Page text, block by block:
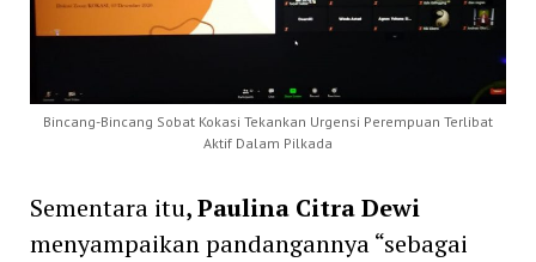
Bincang-Bincang Sobat Kokasi Tekankan Urgensi Perempuan Terlibat
Aktif Dalam Pilkada
Sementara itu, Paulina Citra Dewi
menyampaikan pandangannya “sebagai